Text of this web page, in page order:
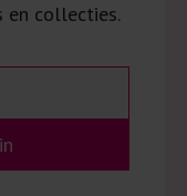
en collecties.